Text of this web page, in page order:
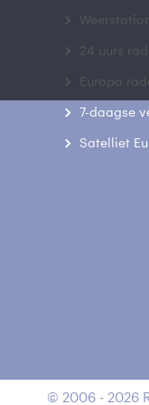
24 uurs
Europa
7-daagse
Satelliet
© 2006 - 2026